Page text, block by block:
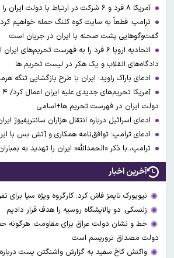
آمریکا ۸ فرد و ۶ شرکت در ارتباط با دولت ایران را تحریم کرد
ترامپ: قطعاً به سایت کوه کلنگ حمله خواهیم
گفت‌وگوهایی پشت صحنه با ایران در جریان است
اتحادیه اروپا ۶ فرد را به فهرست تحریم‌های
دادگاه‌های انقلاب و یک هکر در لیست تحریم ها
ادعای باراک راوید: ایران با طرح بازگشایی تنگه
دولت ایران در فهرست تحریم ها+اسامی
ادعای اسرائیل درباره انتقال هزاران سانتریفیوژ
ادعای ترامپ: توافق‌نامه همکاری و آتش بس با
ترامپ، با ذکر «الحمدالله» ایران را تهدید به
آخرین اخبار
نیویورک تایمز فاش کرد: کارگروه ویژه سیا برای
زلنسکی: دو پالایشگاه روسیه را هدف قرار دادیم
خط و نشان دولت عراق برای مقاومت: هرگونه
دولت مصداق تروریسم است
واکنش کاخ سفید به گزارش واشنگتن پست